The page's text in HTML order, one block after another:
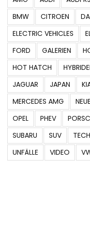
BMW
CITROEN
ELECTRIC VEHICLES
FORD
GALERIEN
HOT HATCH
JAGUAR
JAPAN
MERCEDES AMG
OPEL
PHEV
SUBARU
SUV TECH
UNFÄLLE
VIDEO